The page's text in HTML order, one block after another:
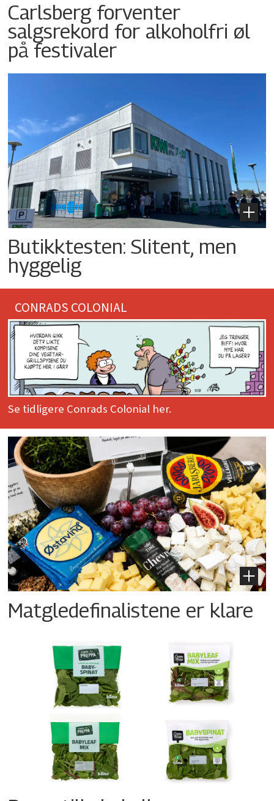
Carlsberg forventer
salgsrekord for alkoholfri øl
på festivaler
Butikktesten: Slitent, men
hyggelig
CONRADS COLONIAL
Se tidligere Conrads Colonial her.
Matgledefinalistene er klare